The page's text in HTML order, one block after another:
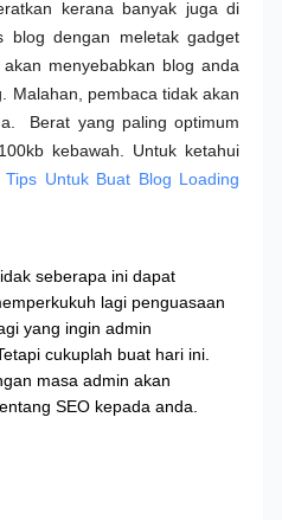
kerana banyak juga di
blog dengan meletak gadget
menyebabkan blog anda
Malahan, pembaca tidak akan
Berat yang paling optimum
kebawah. Untuk ketahui
Tips Untuk Buat Blog Loading
seberapa ini dapat
lagi penguasaan
yang ingin admin
cukuplah buat hari ini.
masa admin akan
SEO kepada anda.